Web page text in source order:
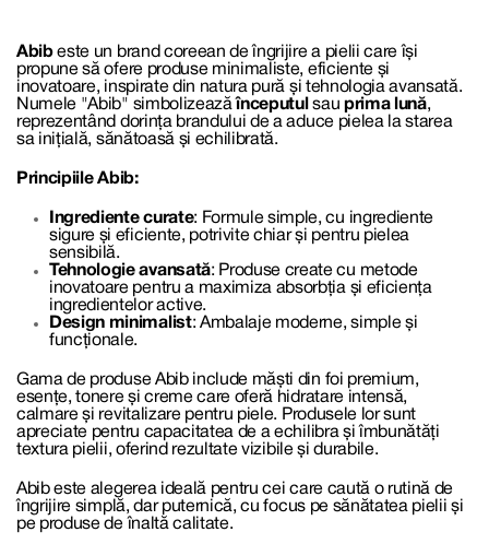
Abibeste un brand coreean de îngrijire a pielii care își
propune să ofere produse minimaliste, eficiente și
inovatoare, inspirate din natura pură și tehnologia avansată.
Numele "Abib" simbolizează începutul sau prima lună,
reprezentând dorința brandului de a aduce pielea la starea
sa inițială, sănătoasă și echilibrată.
Principiile Abib:
Ingrediente curate: Formule simple, cu ingrediente
sigure și eficiente, potrivite chiar și pentru pielea
sensibilă.
Tehnologie avansată: Produse create cu metode
inovatoare pentru a maximiza absorbția și eficiența
ingredientelor active.
Design minimalist: Ambalaje moderne, simple și
funcționale.
Gama de produse Abib include măști din foi premium,
esențe, tonere și creme care oferă hidratare intensă,
calmare și revitalizare pentru piele. Produsele lor sunt
apreciate pentru capacitatea de a echilibra și îmbunătăți
textura pielii, oferind rezultate vizibile și durabile.
Abib este alegerea ideală pentru cei care caută o rutină de
îngrijire simplă, dar puternică, cu focus pe sănătatea pielii și
pe produse de înaltă calitate.